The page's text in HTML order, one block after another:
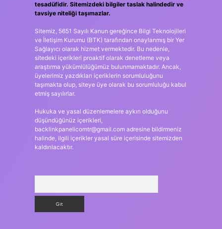
tesadüfidir. Sitemizdeki bilgiler taslak halindedir ve
tavsiye niteliği taşımazlar.
Sitemiz, 5651 Sayılı Kanun gereğince Bilgi Teknolojileri
ve İletişim Kurumu (BTK) tarafından onaylanmış bir Yer
Sağlayıcı olarak hizmet vermektedir. Bu nedenle,
sitedeki içerikleri proaktif olarak denetleme veya
araştırma yükümlülüğümüz bulunmamaktadır. Ancak,
üyelerimiz yazdıkları içeriklerin sorumluluğunu
taşımakta olup, siteye üye olarak bu sorumluluğu kabul
etmiş sayılırlar.
Hukuka ve yasal düzenlemelere aykırı olduğunu
düşündüğünüz içerikleri,
backlinkpanelicomtr@gmail.comadresine bildirmeniz
halinde, ilgili içerikler yasal süre içerisinde sitemizden
kaldırılacaktır.